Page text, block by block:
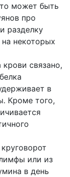
может быть
про
разделку
некоторых
связано,
в
Кроме того,
или из
в день